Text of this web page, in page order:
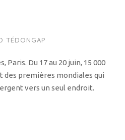
TÉDONGAP
Paris. Du 17 au 20 juin, 15 000
des premières mondiales qui
vers un seul endroit.